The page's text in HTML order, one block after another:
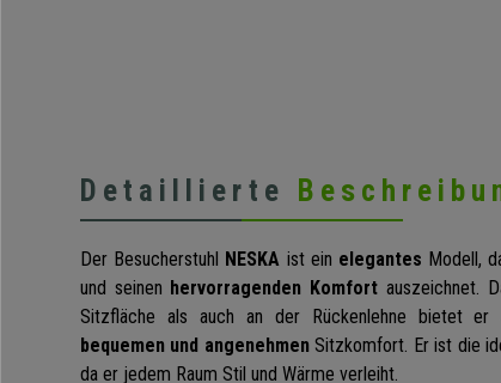
Detaillierte
Der Besucherstuhl NESKA ist ein elegantes Modell,
und seinen hervorragenden Komfort auszeichnet.
Sitzfläche als auch an der Rückenlehne bietet er
bequemen und angenehmenSitzkomfort. Er ist die
da er jedem Raum Stil und Wärme verleiht.